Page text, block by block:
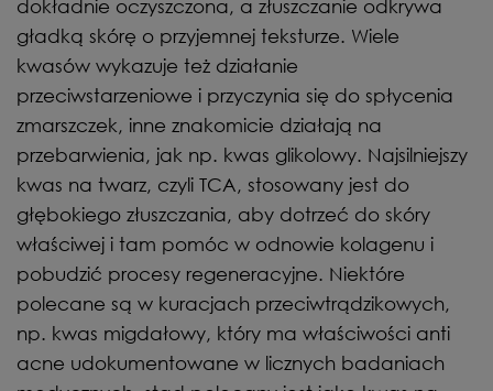
dokładnie oczyszczona, a złuszczanie odkrywa
gładką skórę o przyjemnej teksturze. Wiele
kwasów wykazuje też działanie
przeciwstarzeniowe i przyczynia się do spłycenia
zmarszczek, inne znakomicie działają na
przebarwienia, jak np. kwas glikolowy. Najsilniejszy
kwas na twarz, czyli TCA, stosowany jest do
głębokiego złuszczania, aby dotrzeć do skóry
właściwej i tam pomóc w odnowie kolagenu i
pobudzić procesy regeneracyjne. Niektóre
polecane są w kuracjach przeciwtrądzikowych,
np. kwas migdałowy, który ma właściwości anti
acne udokumentowane w licznych badaniach